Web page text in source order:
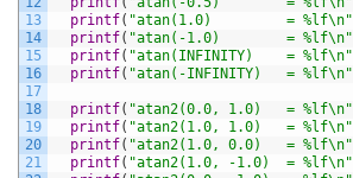
13
14
15
16
17
18
19
20
21
printf( "atan(1.0)         = %lf\n"
printf( "atan(-1.0)        = %lf\n"
printf( "atan(INFINITY)    = %lf\n"
printf( "atan(-INFINITY)   = %lf\n"
printf( "atan2(0.0, 1.0)   = %lf\n"
printf( "atan2(1.0, 1.0)   = %lf\n"
printf( "atan2(1.0, 0.0)   = %lf\n"
printf( "atan2(1.0, -1.0)  = %lf\n"